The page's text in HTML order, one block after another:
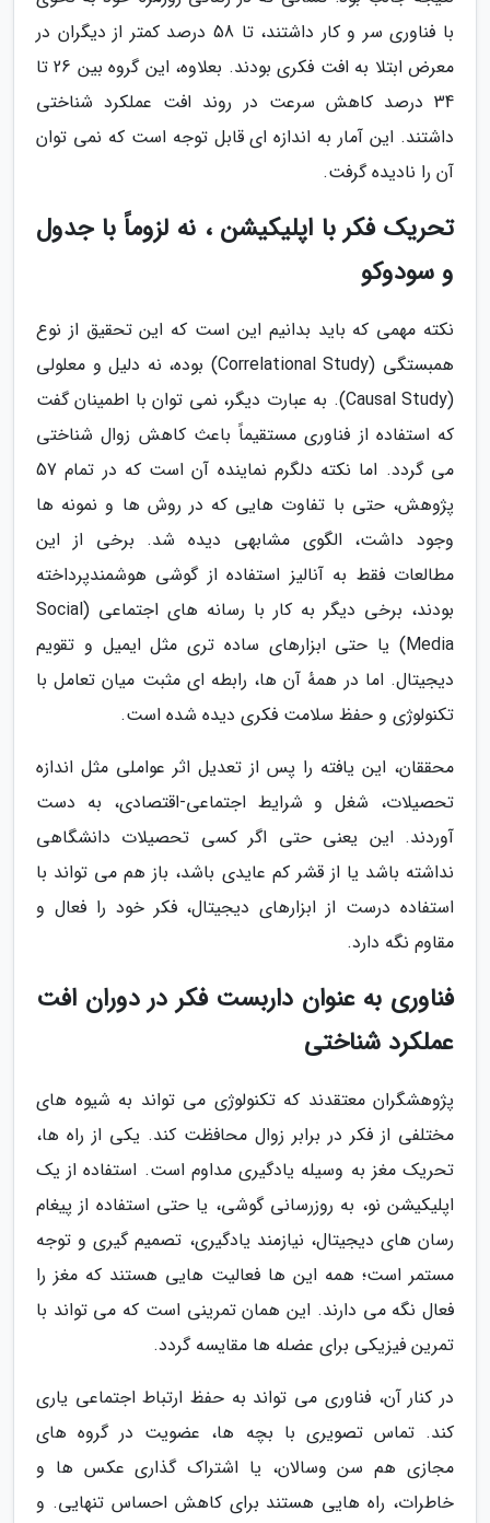
با فناوری سر و کار داشتند، تا 58 درصد کمتر از دیگران در
معرض ابتلا به افت فکری بودند. بعلاوه، این گروه بین 26 تا
34 درصد کاهش سرعت در روند افت عملکرد شناختی
داشتند. این آمار به اندازه ای قابل توجه است که نمی توان
آن را نادیده گرفت.
تحریک فکر با اپلیکیشن ، نه لزوماً با جدول
و سودوکو
نکته مهمی که باید بدانیم این است که این تحقیق از نوع
همبستگی (Correlational Study) بوده، نه دلیل و معلولی
(Causal Study). به عبارت دیگر، نمی توان با اطمینان گفت
که استفاده از فناوری مستقیماً باعث کاهش زوال شناختی
می گردد. اما نکته دلگرم نماینده آن است که در تمام 57
پژوهش، حتی با تفاوت هایی که در روش ها و نمونه ها
وجود داشت، الگوی مشابهی دیده شد. برخی از این
مطالعات فقط به آنالیز استفاده از گوشی هوشمندپرداخته
بودند، برخی دیگر به کار با رسانه های اجتماعی (Social
Media) یا حتی ابزارهای ساده تری مثل ایمیل و تقویم
دیجیتال. اما در همهٔ آن ها، رابطه ای مثبت میان تعامل با
تکنولوژی و حفظ سلامت فکری دیده شده است.
محققان، این یافته را پس از تعدیل اثر عواملی مثل اندازه
تحصیلات، شغل و شرایط اجتماعی-اقتصادی، به دست
آوردند. این یعنی حتی اگر کسی تحصیلات دانشگاهی
نداشته باشد یا از قشر کم عایدی باشد، باز هم می تواند با
استفاده درست از ابزارهای دیجیتال، فکر خود را فعال و
مقاوم نگه دارد.
فناوری به عنوان داربست فکر در دوران افت
عملکرد شناختی
پژوهشگران معتقدند که تکنولوژی می تواند به شیوه های
مختلفی از فکر در برابر زوال محافظت کند. یکی از راه ها،
تحریک مغز به وسیله یادگیری مداوم است. استفاده از یک
اپلیکیشن نو، به روزرسانی گوشی، یا حتی استفاده از پیغام
رسان های دیجیتال، نیازمند یادگیری، تصمیم گیری و توجه
مستمر است؛ همه این ها فعالیت هایی هستند که مغز را
فعال نگه می دارند. این همان تمرینی است که می تواند با
تمرین فیزیکی برای عضله ها مقایسه گردد.
در کنار آن، فناوری می تواند به حفظ ارتباط اجتماعی یاری
کند. تماس تصویری با بچه ها، عضویت در گروه های
مجازی هم سن وسالان، یا اشتراک گذاری عکس ها و
خاطرات، راه هایی هستند برای کاهش احساس تنهایی. و